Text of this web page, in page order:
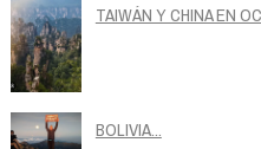
TAIWÁN Y CHINA EN
BOLIVIA...